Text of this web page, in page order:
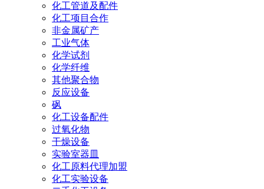
化工管道及配件
化工项目合作
非金属矿产
工业气体
化学试剂
化学纤维
其他聚合物
反应设备
砜
化工设备配件
过氧化物
干燥设备
实验室器皿
化工原料代理加盟
化工实验设备